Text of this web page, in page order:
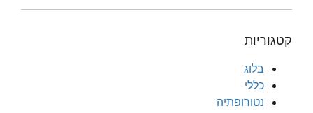
קטגוריות
בלוג
כללי
נטורופתיה